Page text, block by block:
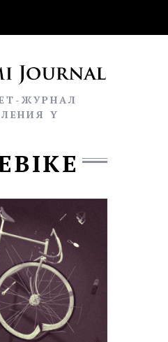
ЖУРНАЛ
Y